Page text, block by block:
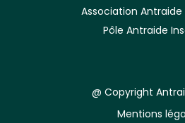
Association Antraide
Pôle Antraide
@ Copyright
Mentions